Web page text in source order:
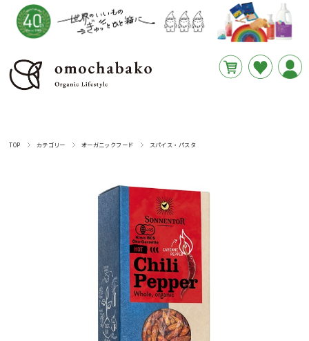
TOP カテゴリー オーガニックフード スパイス・パスタ